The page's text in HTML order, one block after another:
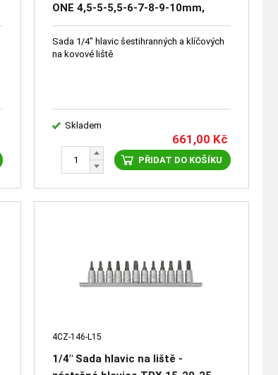
ONE 4,5-5-5,5-6-7-8-9-10mm,
zástrčné hlavice U4-U6-U8-U10
Sada 1/4" hlavic šestihranných a klíčových
na kovové liště
Skladem
661,00 Kč
PŘIDAT DO KOŠÍKU
4CZ-146-L15
1/4" Sada hlavic na liště -